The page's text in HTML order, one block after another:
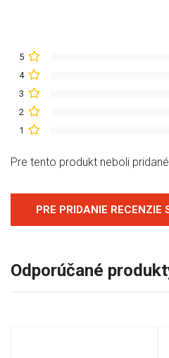
5
4
3
2
1
Pre tento produkt neboli
PRE PRIDANIE
Odporúčané